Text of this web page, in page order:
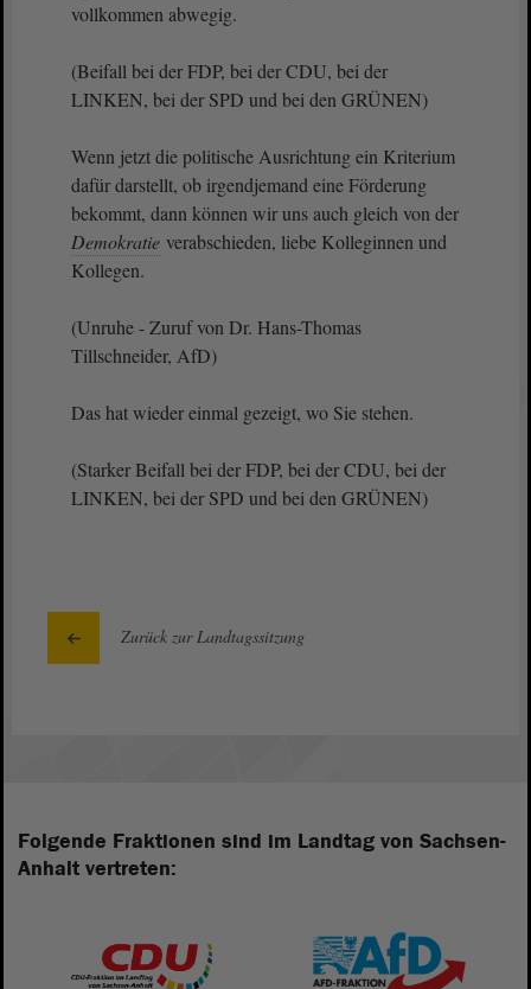
vollkommen abwegig.
(Beifall bei der FDP, bei der CDU, bei der
LINKEN, bei der SPD und bei den GRÜNEN)
Wenn jetzt die politische Ausrichtung ein Kriterium
dafür darstellt, ob irgendjemand eine Förderung
bekommt, dann können wir uns auch gleich von der
Demokratie verabschieden, liebe Kolleginnen und
Kollegen.
(Unruhe - Zuruf von Dr. Hans-Thomas
Tillschneider, AfD)
Das hat wieder einmal gezeigt, wo Sie stehen.
(Starker Beifall bei der FDP, bei der CDU, bei der
LINKEN, bei der SPD und bei den GRÜNEN)
Zurück zur Landtagssitzung
Folgende Fraktionen sind im Landtag von Sachsen-
Anhalt vertreten: